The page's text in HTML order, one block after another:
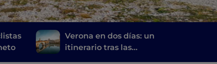
Verona en dos días: un
itinerario tras las